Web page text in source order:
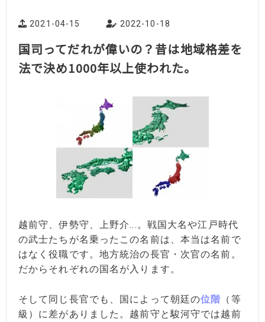
2021-04-15 2022-10-18
国司ってだれが偉いの？昔は地域格差を
法で決め1000年以上使われた。
越前守、伊勢守、上野介...。戦国大名や江戸時代
の武士たちが名乗ったこの名前は、本当は名前で
はなく役職です。地方統治の長官・次官の名前。
だからそれぞれの国名が入ります。
そして同じ長官でも、国によって朝廷の位階 （等
級）に差がありました。越前守と駿河守では越前